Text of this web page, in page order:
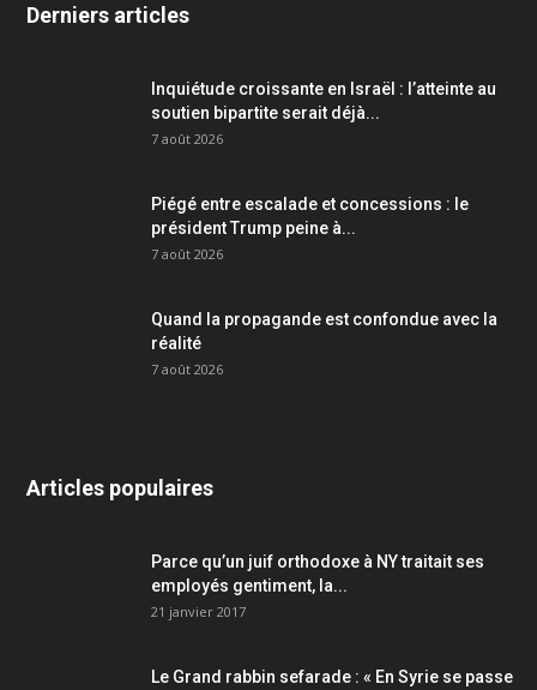
Derniers articles
Inquiétude croissante en Israël : l’atteinte au
soutien bipartite serait déjà...
7 août 2026
Piégé entre escalade et concessions : le
président Trump peine à...
7 août 2026
Quand la propagande est confondue avec la
réalité
7 août 2026
Articles populaires
Parce qu’un juif orthodoxe à NY traitait ses
employés gentiment, la...
21 janvier 2017
Le Grand rabbin sefarade : « En Syrie se passe